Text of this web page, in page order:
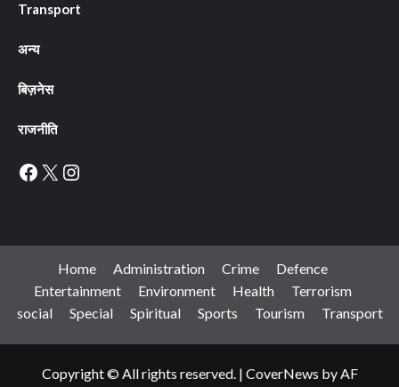
Transport
अन्य
बिज़नेस
राजनीति
Facebook
X Instagram
Home Administration Crime
Defence
Entertainment
Environment Health
Terrorism
social
Special Spiritual Sports Tourism Transport
Copyright © All rights reserved. | CoverNews by AF